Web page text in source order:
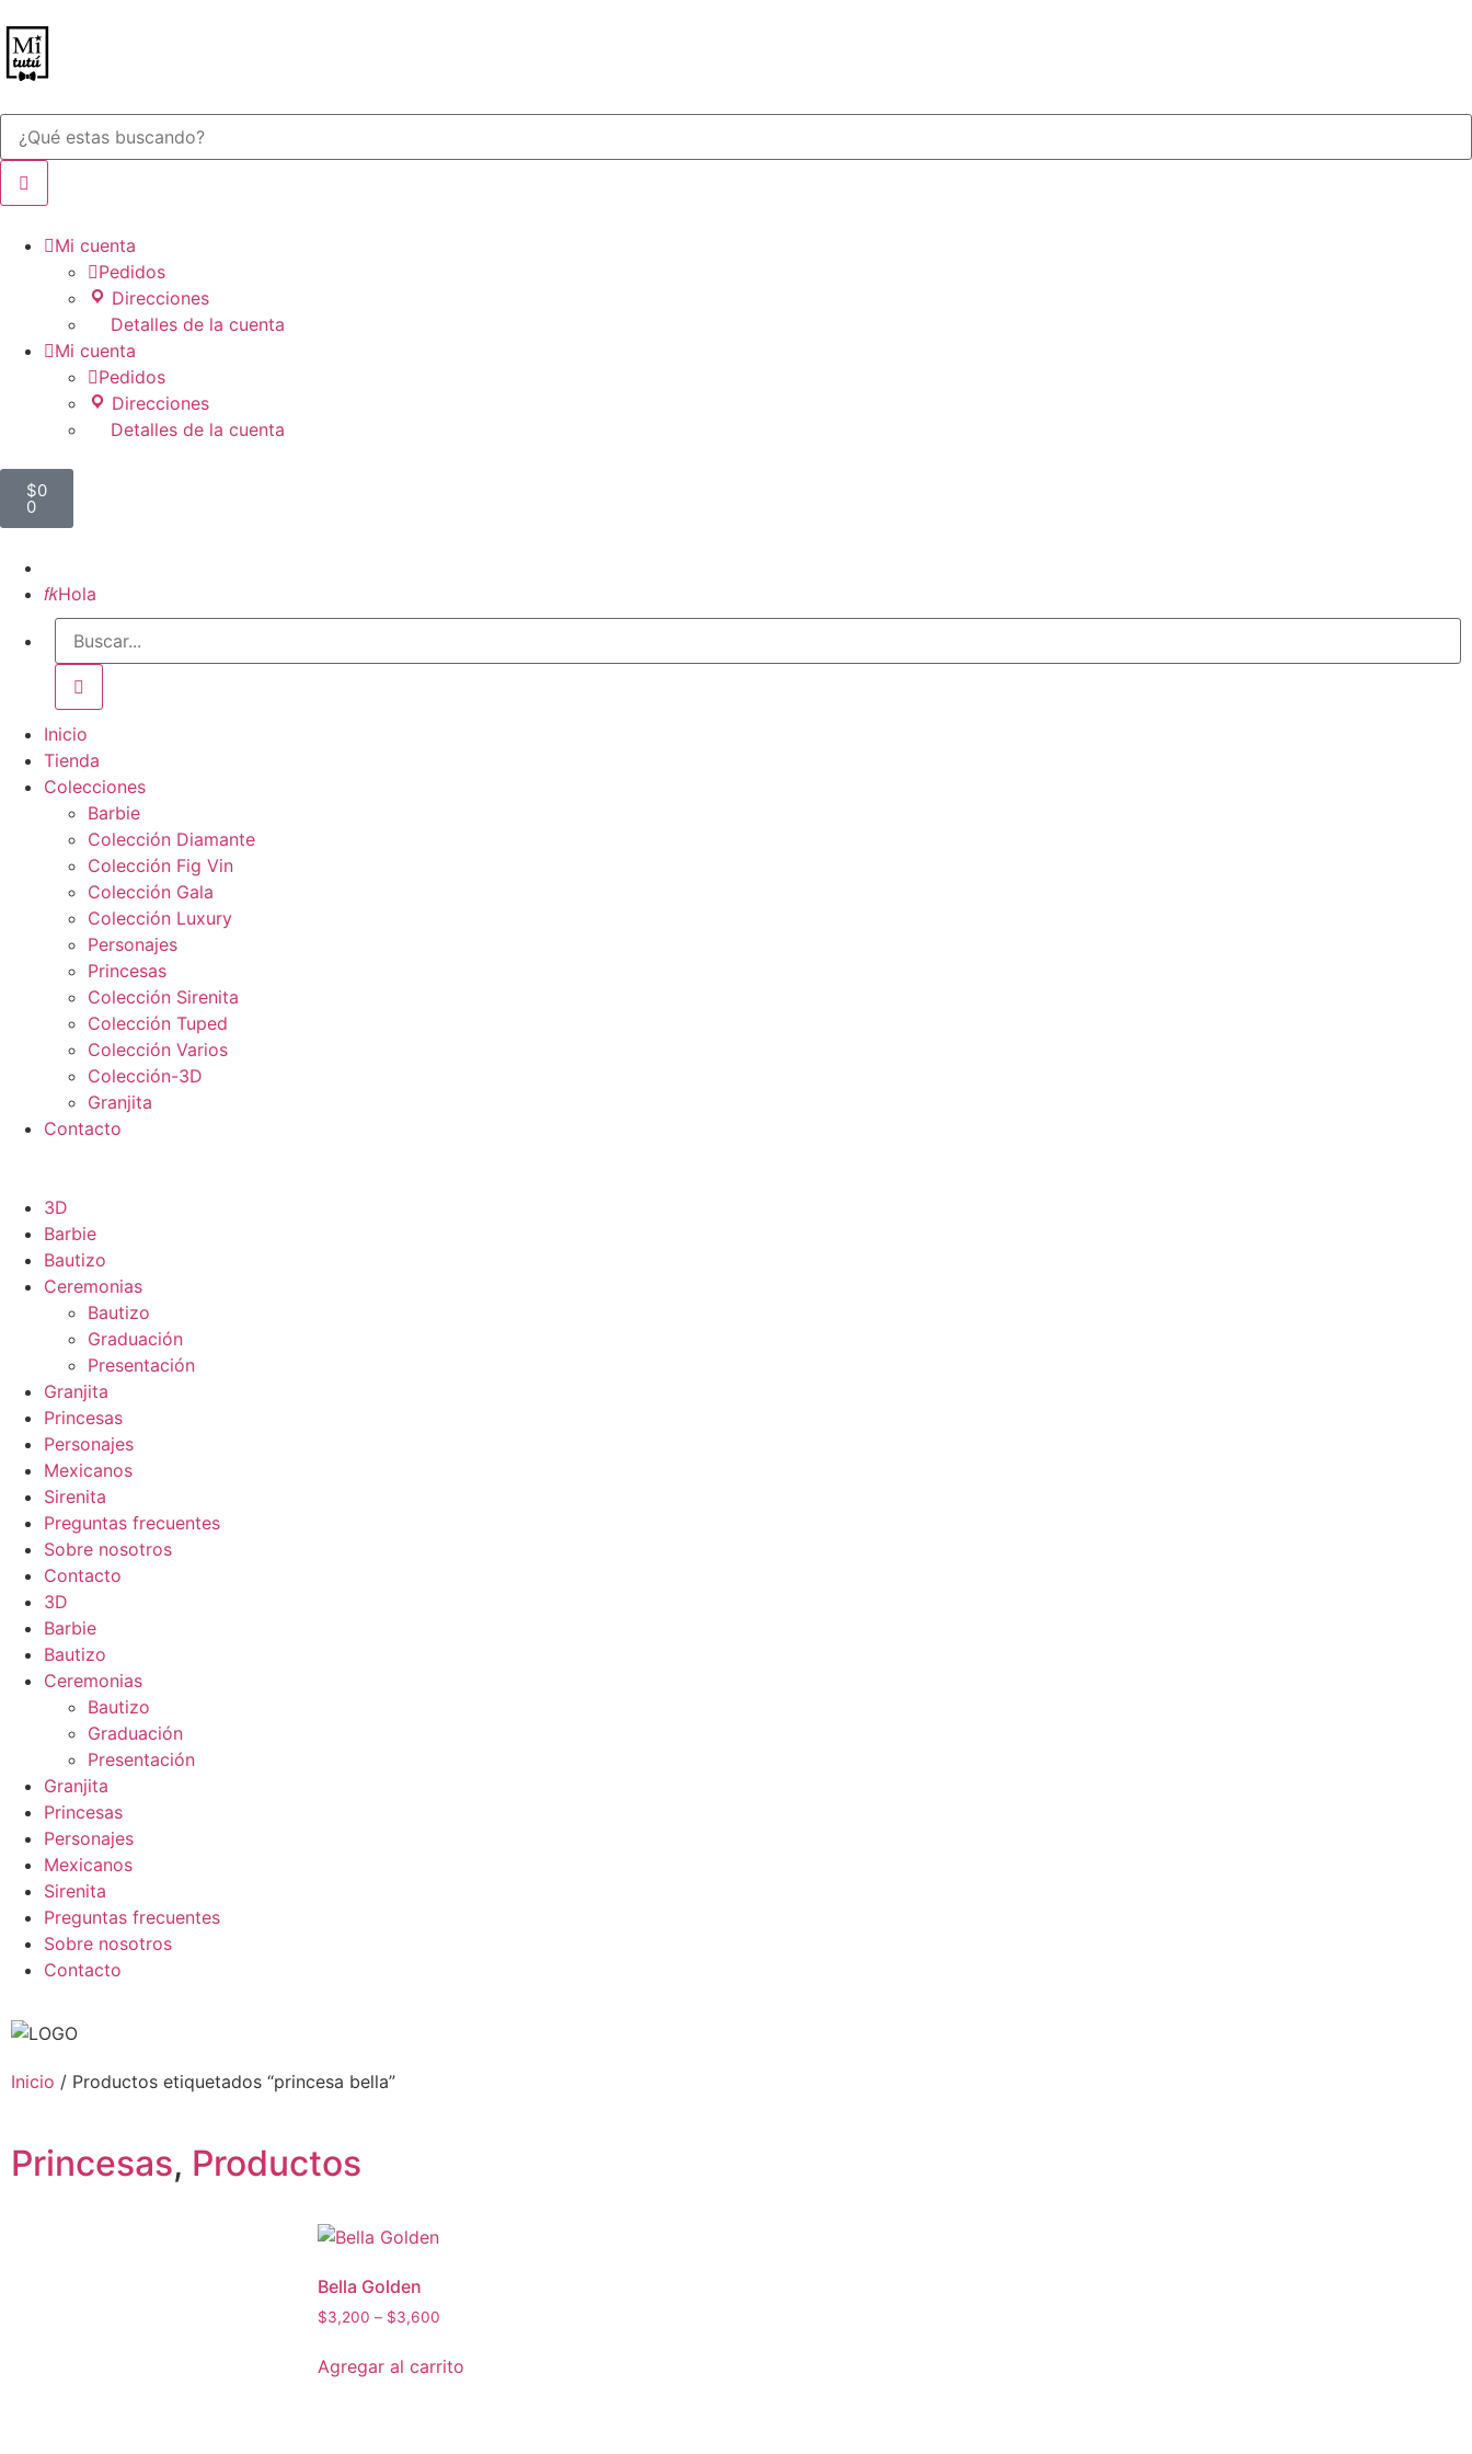
Mi cuenta
Pedidos
Direcciones
Detalles de la cuenta
Mi cuenta
Pedidos
Direcciones
Detalles de la cuenta
$0
0
Hola
Inicio
Tienda
Colecciones
Barbie
Colección Diamante
Colección Fig Vin
Colección Gala
Colección Luxury
Personajes
Princesas
Colección Sirenita
Colección Tuped
Colección Varios
Colección-3D
Granjita
Contacto
3D
Barbie
Bautizo
Ceremonias
Bautizo
Graduación
Presentación
Granjita
Princesas
Personajes
Mexicanos
Sirenita
Preguntas frecuentes
Sobre nosotros
Contacto
3D
Barbie
Bautizo
Ceremonias
Bautizo
Graduación
Presentación
Granjita
Princesas
Personajes
Mexicanos
Sirenita
Preguntas frecuentes
Sobre nosotros
Contacto
Inicio / Productos etiquetados “princesa bella”
Princesas, Productos
Bella Golden
$3,200 – $3,600
Agregar al carrito